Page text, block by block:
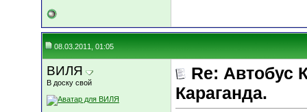
08.03.2011, 01:05
ВИЛЯ
В доску свой
Re: Автобус
Караганда.